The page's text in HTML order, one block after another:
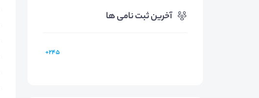
آخرین ثبت نامی ها
245+